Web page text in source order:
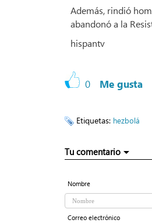
Además, rindió
abandonó a la
hispantv
0 Me gusta
Etiquetas: hezbolá
Tu comentario
Nombre
Correo electrónico